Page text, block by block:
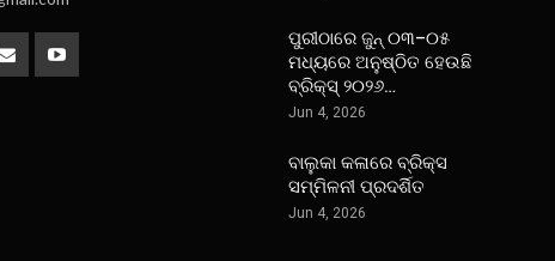
ପୁରୀଠାରେ ଜୁନ୍ ୦୩–୦୫
ମଧ୍ୟରେ ଅନୁଷ୍ଠିତ ହେଉଛି
ବ୍ରିକ୍ସ୍ ୨୦୨୬…
Jun 4, 2026
ବାଲୁକା କଳାରେ ବ୍ରିକ୍ସ
ସମ୍ମିଳନୀ ପ୍ରଦର୍ଶିତ
Jun 4, 2026